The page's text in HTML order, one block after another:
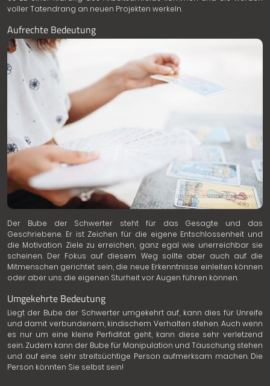
voller Tatendrang an neuen Projekten werkeln.
Aufrechte Bedeutung
© Natalia Zotova | Dreamstime.com
Der Bube der Schwerter steht für das Gesagte und das
Geschriebene. Er ist Zeichen für die eigene Entschlossenheit und
die Motivation Ziele zu erreichen, ganz egal wie unerreichbar sie
scheinen. Der Fokus auf diesem Weg sollte aber auch auf die
Mitmenschen gerichtet sein, die neue Erkenntnisse einleiten können
oder aber uns die eigenen Sturheit vor Augen führen können.
Umgekehrte Bedeutung
Liegt der Bube der Schwerter umgekehrt auf, kann dies für Unreife
und damit verbundenem, kindischem Verhalten stehen. Auch wenn
es nur um eine kleine Perfidität geht, kann diese sehr verletzend
sein. Zudem kann der Bube für Manipulation und Täuschung stehen
und auf eine sehr streitsüchtige Person aufmerksam machen. Die
Person könnten Sie selbst sein!